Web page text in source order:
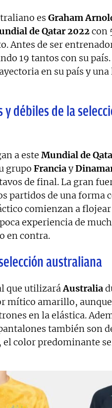
es Graham
de Qatar 2022con
Antes de ser
19 tantos con su
en su país y
débiles de la
a este Mundial de
grupo Franciay
de final. La gran
partidos de una forma
comienzan a
experiencia de
en contra.
australiana
que utilizaráAustralia
mítico amarillo,
en la elástica.
también son
el color predominante